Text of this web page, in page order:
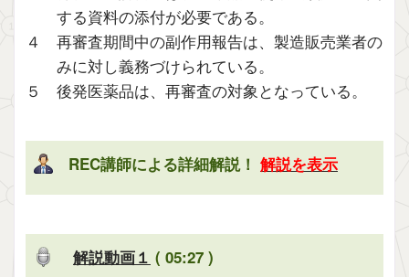
する資料の添付が必要である。
４ 再審査期間中の副作用報告は、製造販売業者の
みに対し義務づけられている。
５ 後発医薬品は、再審査の対象となっている。
REC講師による詳細解説！ 解説を表示
解説動画１ ( 05:27 )